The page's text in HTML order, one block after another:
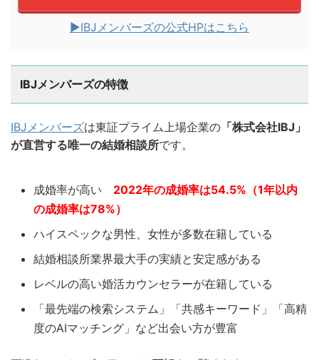
▶︎IBJメンバーズの公式HPはこちら
IBJメンバーズの特徴
IBJメンバーズは東証プライム上場企業の 「株式会社IBJ」
が直営する唯一の結婚相談所です。
成婚率が高い 2022年の成婚率は54.5%（1年以内
の成婚率は78%）
ハイスペックな男性、女性が多数在籍している
結婚相談所業界最大手の実績と安定感がある
レベルの高い婚活カウンセラーが在籍している
「最先端の検索システム」「共感キーワード」「高精
度のAIマッチング」など出会い方が豊富